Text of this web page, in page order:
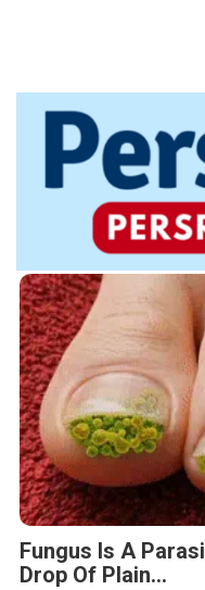
Fungus Is A
Drop Of Plain...